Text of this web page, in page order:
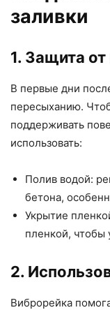
заливки
1. Защита
В первые дни
пересыханию.
поддерживать
использовать:
Полив водой:
бетона,
Укрытие
пленкой, чтобы
2.
Виброрейка